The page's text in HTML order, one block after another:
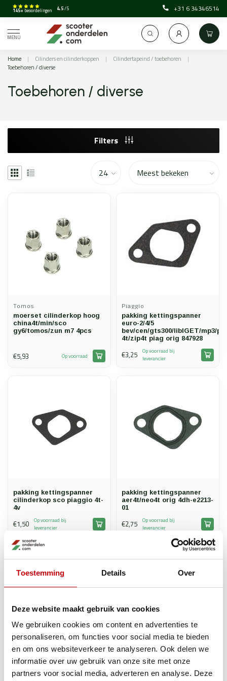
Toestemming Details Over
Deze website maakt gebruik van cookies
We gebruiken cookies om content en advertenties te
personaliseren, om functies voor social media te bieden
en om ons websiteverkeer te analyseren. Ook delen we
informatie over uw gebruik van onze site met onze
partners voor social media, adverteren en analyse. Deze
145+ beoordelingen 4.5/5 +31 6 34346514
MENU
Home | Cilinders en cilinderkoppen | Cilindertapeind / toebehoren
|
Toebehoren / diverse
Toebehoren / diverse
Filters
Tomos
moerset cilinderkop hoog
china4t/min/sco
gy6/tomos/zun m7 4pcs
€5,93 Op voorraad
Piaggio
pakking kettingspanner
euro-2/4/5
bev/cen/gts300/libIGET/mp3/
4t/zip4t piag orig 847928
€3,25
Op voorraad bij
leverancier
pakking kettingspanner
cilinderkop sco piaggio 4t-
4v
€1,50
Op voorraad bij
leverancier
pakking kettingspanner
aer4t/neo4t orig 4dh-e2213-
01
€2,75
Op voorraad bij
leverancier
Tomos
moer cilinderkop M7x13
china4t/min hor/sco
Naraku
sco china 4t m7 naraku